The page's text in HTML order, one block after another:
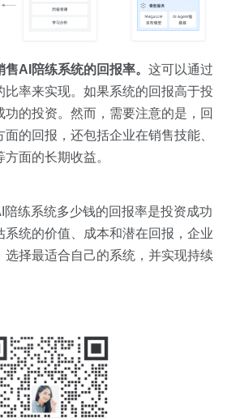
售AI 陪练系统的回报率。 这可以通过
比率来实现。如果系统的回报高于投
功的投资。然而，需要注意的是，回
的回报，还包括企业在销售技能、
面的长期收益。
练系统多少钱的回报率是投资成功
系统的价值、成本和潜在回报，企业
选择最适合自己的系统，并实现持续